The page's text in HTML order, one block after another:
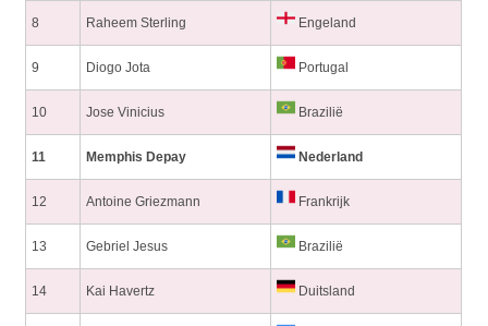
8 Raheem Sterling Engeland
9 Diogo Jota Portugal
10 Jose Vinicius Brazilië
11 Memphis Depay Nederland
12 Antoine Griezmann Frankrijk
13 Gebriel Jesus Brazilië
14 Kai Havertz Duitsland